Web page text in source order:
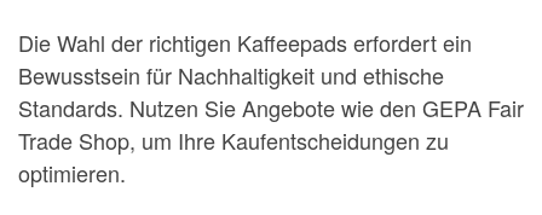
Die Wahl der richtigen Kaffeepads erfordert ein
Bewusstsein für Nachhaltigkeit und ethische
Standards. Nutzen Sie Angebote wie den GEPA Fair
Trade Shop, um Ihre Kaufentscheidungen zu
optimieren.